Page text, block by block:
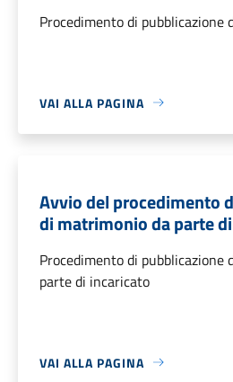
Procedimento di pubblicazione
VAI ALLA PAGINA
Avvio del procedimento
di matrimonio da parte
Procedimento di pubblicazione
parte di incaricato
VAI ALLA PAGINA